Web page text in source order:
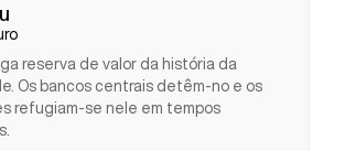
reserva de valor da história da
Os bancos centrais detêm-no e os
refugiam-se nele em tempos